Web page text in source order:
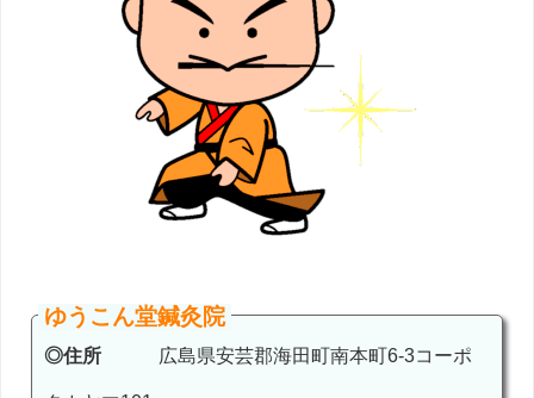
ゆうこん堂鍼灸院
◎住所 広島県安芸郡海田町南本町6-3コーポ